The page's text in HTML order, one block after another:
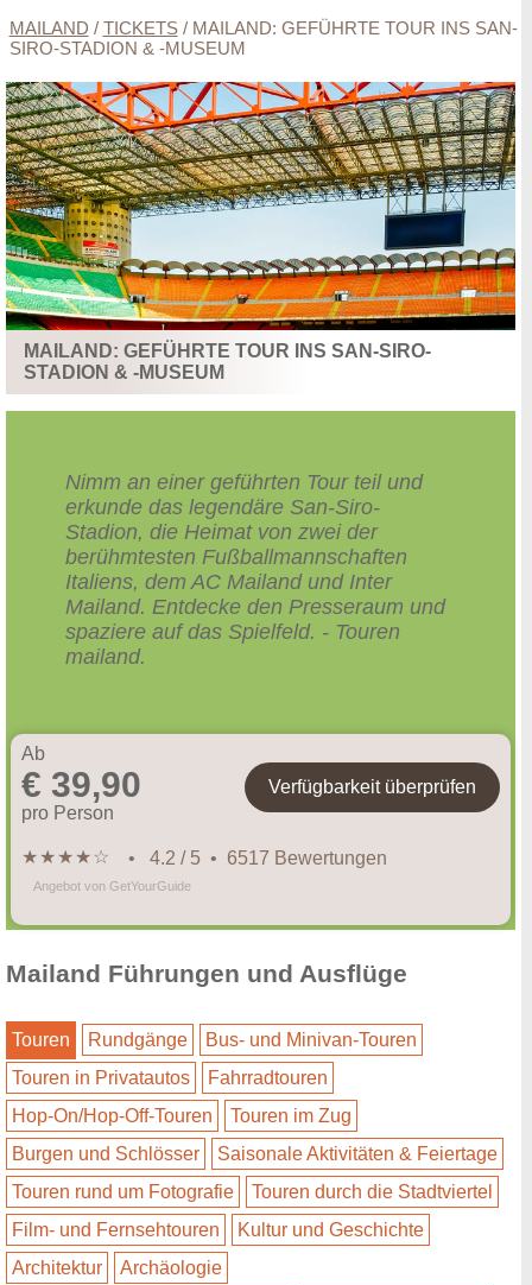
MAILAND / TICKETS/ MAILAND: GEFÜHRTE TOUR INS SAN-
SIRO-STADION & -MUSEUM
MAILAND: GEFÜHRTE TOUR INS SAN-SIRO-
STADION & -MUSEUM
Nimm an einer geführten Tour teil und
erkunde das legendäre San-Siro-
Stadion, die Heimat von zwei der
berühmtesten Fußballmannschaften
Italiens, dem AC Mailand und Inter
Mailand. Entdecke den Presseraum und
spaziere auf das Spielfeld. - Touren
mailand.
Ab
€ 39,90
pro Person
Verfügbarkeit überprüfen
★★★★☆ • 4.2 / 5 • 6517 Bewertungen
Angebot von GetYourGuide
Mailand Führungen und Ausflüge
Touren Rundgänge
Bus- und Minivan-Touren
Touren in Privatautos
Fahrradtouren
Hop-On/Hop-Off-Touren
Touren im Zug
Burgen und Schlösser
Saisonale Aktivitäten & Feiertage
Touren rund um Fotografie
Touren durch die Stadtviertel
Film- und Fernsehtouren
Kultur und Geschichte
Architektur
Archäologie